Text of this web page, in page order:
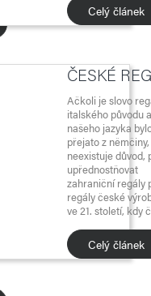
Celý článek
ČESKÉ
Ačkoli je slovo
italského původu
našeho jazyka
přejato z němčiny,
neexistuje důvod,
upřednostňovat
zahraniční regály
regály české
ve 21. století, kdy
Celý článek